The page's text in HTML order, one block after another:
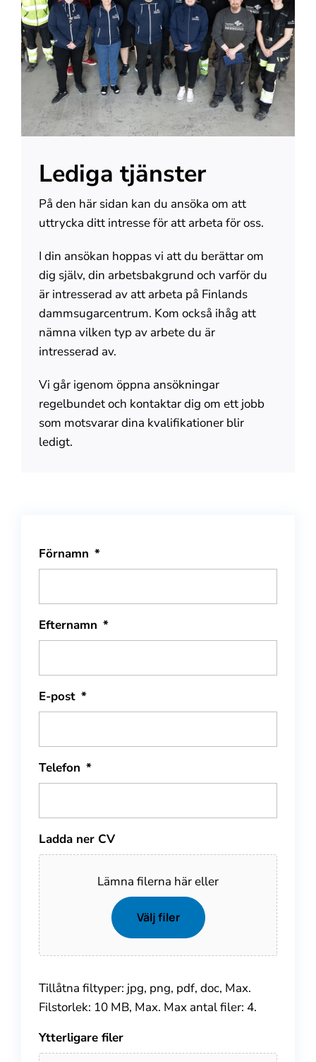
Om oss
Kontakt
Lediga tjänster
På den här sidan kan du ansöka om att
uttrycka ditt intresse för att arbeta för oss.
I din ansökan hoppas vi att du berättar om
dig själv, din arbetsbakgrund och varför du
är intresserad av att arbeta på Finlands
dammsugarcentrum. Kom också ihåg att
nämna vilken typ av arbete du är
intresserad av.
Vi går igenom öppna ansökningar
regelbundet och kontaktar dig om ett jobb
som motsvarar dina kvalifikationer blir
ledigt.
Förnamn *
Efternamn *
E-post *
Telefon *
Ladda ner CV
Lämna filerna här eller
Välj filer
Tillåtna filtyper: jpg, png, pdf, doc, Max.
Filstorlek: 10 MB, Max. Max antal filer: 4.
Ytterligare filer